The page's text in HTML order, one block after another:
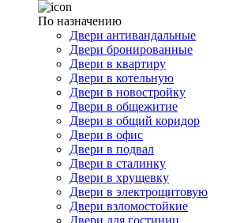
По назначению
Двери антивандальные
Двери бронированные
Двери в квартиру
Двери в котельную
Двери в новостройку
Двери в общежитие
Двери в общий коридор
Двери в офис
Двери в подвал
Двери в сталинку
Двери в хрущевку
Двери в электрощитовую
Двери взломостойкие
Двери для гостиниц